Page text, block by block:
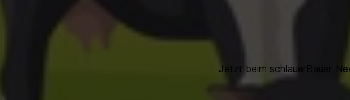
Jetzt beim schlauerBauer-